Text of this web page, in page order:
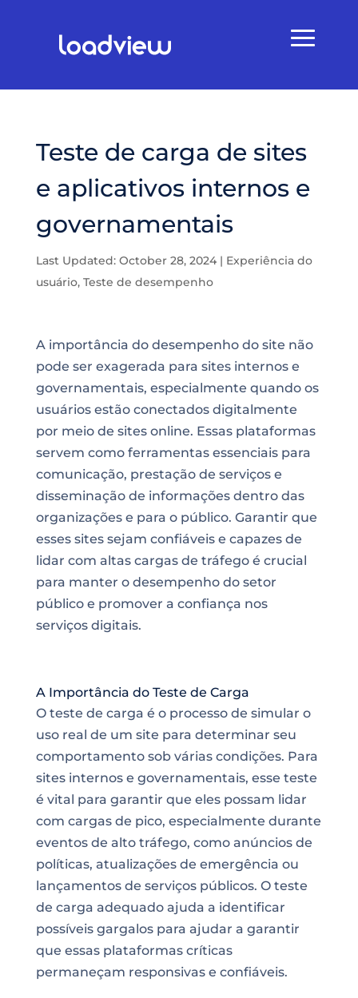
Teste de carga de sites
e aplicativos internos e
governamentais
Last Updated: October 28, 2024| Experiência do
usuário, Teste de desempenho
A importância do desempenho do site não
pode ser exagerada para sites internos e
governamentais, especialmente quando os
usuários estão conectados digitalmente
por meio de sites online. Essas plataformas
servem como ferramentas essenciais para
comunicação, prestação de serviços e
disseminação de informações dentro das
organizações e para o público. Garantir que
esses sites sejam confiáveis e capazes de
lidar com altas cargas de tráfego é crucial
para manter o desempenho do setor
público e promover a confiança nos
serviços digitais.
A Importância do Teste de Carga
O teste de carga é o processo de simular o
uso real de um site para determinar seu
comportamento sob várias condições. Para
sites internos e governamentais, esse teste
é vital para garantir que eles possam lidar
com cargas de pico, especialmente durante
eventos de alto tráfego, como anúncios de
políticas, atualizações de emergência ou
lançamentos de serviços públicos. O teste
de carga adequado ajuda a identificar
possíveis gargalos para ajudar a garantir
que essas plataformas críticas
permaneçam responsivas e confiáveis.